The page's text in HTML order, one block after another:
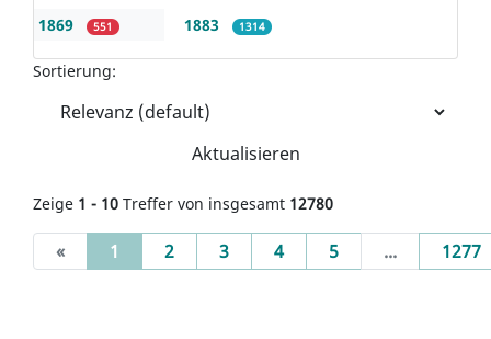
1869 551 1883 1314
Sortierung:
Aktualisieren
Zeige 1 - 10 Treffer von insgesamt 12780
« 1 (current)
2 3 4 5 ... 1277